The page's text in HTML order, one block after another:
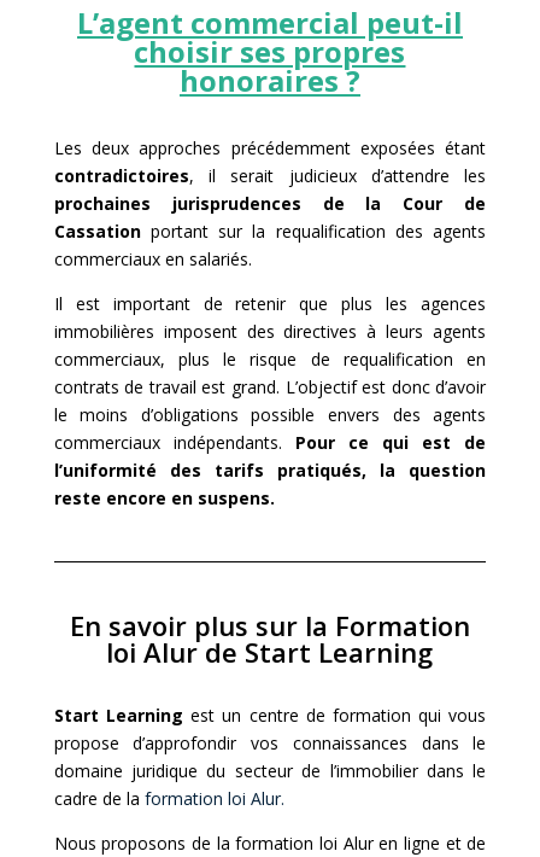
L’agent commercial peut-il
choisir ses propres
honoraires ?
Les deux approches précédemment exposées étant
contradictoires, il serait judicieux d’attendre les
prochaines jurisprudences de la Cour de
Cassationportant sur la requalification des agents
commerciaux en salariés.
Il est important de retenir que plus les agences
immobilières imposent des directives à leurs agents
commerciaux, plus le risque de requalification en
contrats de travail est grand. L’objectif est donc d’avoir
le moins d’obligations possible envers des agents
commerciaux indépendants. Pour ce qui est de
l’uniformité des tarifs pratiqués, la question
reste encore en suspens.
En savoir plus sur la Formation
loi Alur de Start Learning
Start Learning est un centre de formation qui vous
propose d’approfondir vos connaissances dans le
domaine juridique du secteur de l’immobilier dans le
cadre de la formation loi Alur.
Nous proposons de laformation loi Alur en ligne et de